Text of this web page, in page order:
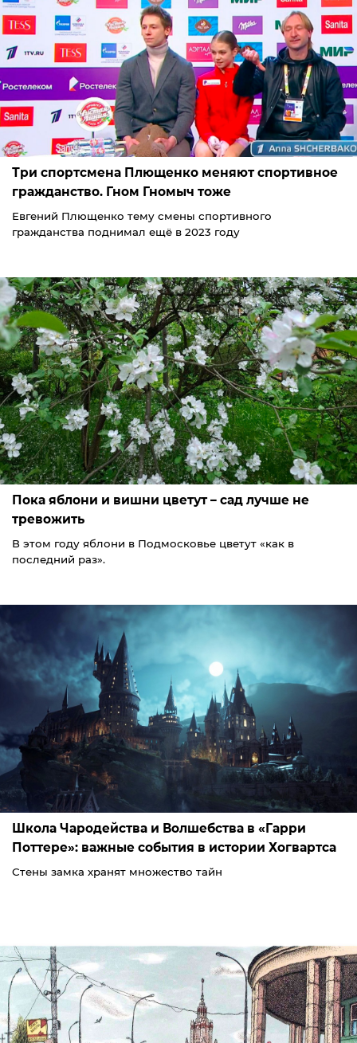
Три спортсмена Плющенко меняют спортивное
гражданство. Гном Гномыч тоже
Евгений Плющенко тему смены спортивного
гражданства поднимал ещё в 2023 году
Пока яблони и вишни цветут – сад лучше не
тревожить
В этом году яблони в Подмосковье цветут «как в
последний раз».
Школа Чародейства и Волшебства в «Гарри
Поттере»: важные события в истории Хогвартса
Стены замка хранят множество тайн